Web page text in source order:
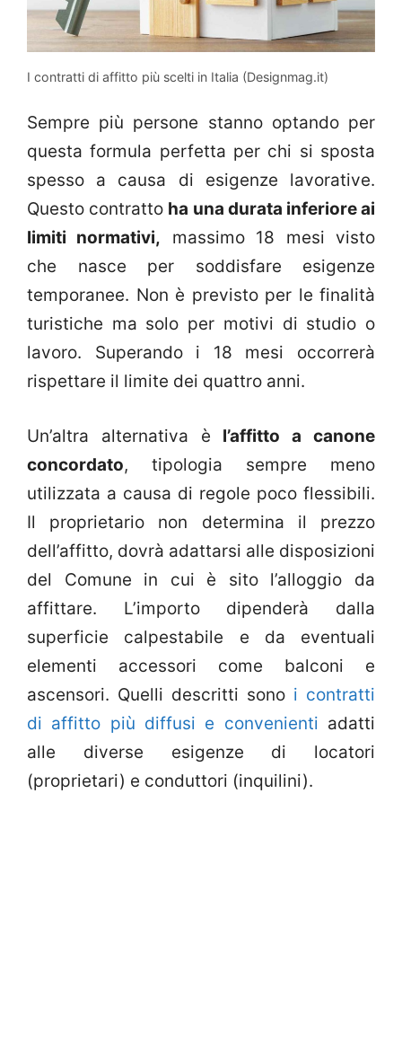
I contratti di affitto più scelti in Italia (Designmag.it)
Sempre più persone stanno optando per
questa formula perfetta per chi si sposta
spesso a causa di esigenze lavorative.
Questo contratto ha una durata inferiore ai
limiti normativi, massimo 18 mesi visto
che nasce per soddisfare esigenze
temporanee. Non è previsto per le finalità
turistiche ma solo per motivi di studio o
lavoro. Superando i 18 mesi occorrerà
rispettare il limite dei quattro anni.
Un’altra alternativa è l’affitto a canone
concordato, tipologia sempre meno
utilizzata a causa di regole poco flessibili.
Il proprietario non determina il prezzo
dell’affitto, dovrà adattarsi alle disposizioni
del Comune in cui è sito l’alloggio da
affittare. L’importo dipenderà dalla
superficie calpestabile e da eventuali
elementi accessori come balconi e
ascensori. Quelli descritti sono i contratti
di affitto più diffusi e convenienti adatti
alle diverse esigenze di locatori
(proprietari) e conduttori (inquilini).